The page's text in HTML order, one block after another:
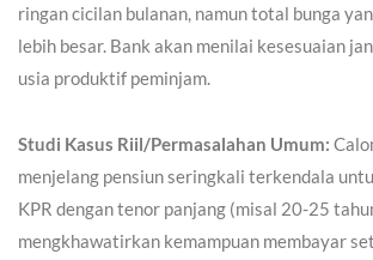
ringan cicilan bulanan, namun total bunga
lebih besar. Bank akan menilai kesesuaian
usia produktif peminjam.
Studi Kasus Riil/Permasalahan Umum:
menjelang pensiun seringkali terkendala
KPR dengan tenor panjang (misal 20-25
mengkhawatirkan kemampuan membayar